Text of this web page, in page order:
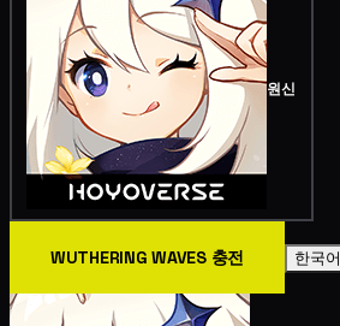
원신
WUTHERING WAVES 충전 한국어